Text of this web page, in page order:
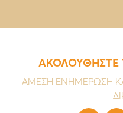
ΑΚΟΛΟΥΘΗΣΤΕ
ΑΜΕΣΗ ΕΝΗΜΕΡΩΣΗ